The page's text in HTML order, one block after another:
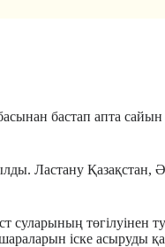
бастап апта сайын
Ластану Қазақстан,
төгілуінен
іске асыруды